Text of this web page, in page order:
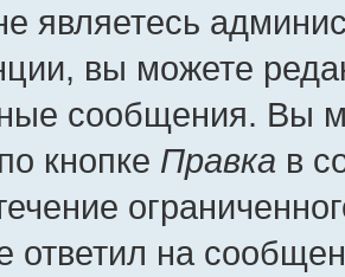
являетесь
вы можете
сообщения. Вы
кнопке Правка в
ответил на